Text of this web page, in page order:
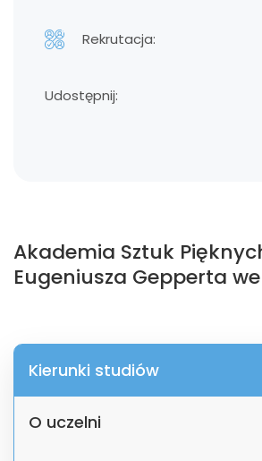
Rekrutacja:
Udostępnij:
Akademia Sztuk
Eugeniusza Gepperta
Kierunki studiów
O uczelni